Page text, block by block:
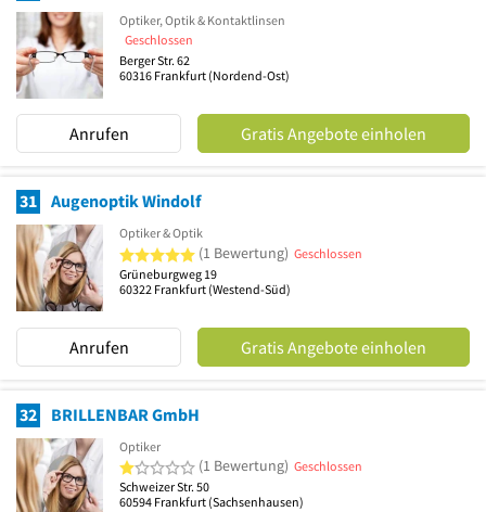
Optiker, Optik & Kontaktlinsen
Geschlossen
Berger Str. 62
60316 Frankfurt (Nordend-Ost)
Anrufen Gratis Angebote einholen
31 Augenoptik Windolf
Optiker & Optik
5 von 5 Sternen
(1 Bewertung) Geschlossen
Grüneburgweg 19
60322 Frankfurt (Westend-Süd)
Anrufen Gratis Angebote einholen
32 BRILLENBAR GmbH
Optiker
1 von 5 Sternen
(1 Bewertung) Geschlossen
Schweizer Str. 50
60594 Frankfurt (Sachsenhausen)